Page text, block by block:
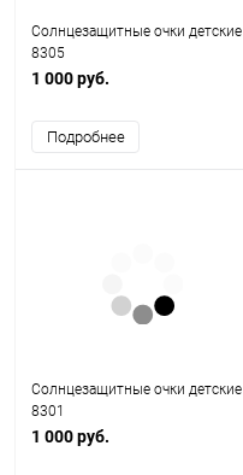
Солнцезащитные очки детские
8305
1 000 руб.
Подробнее
Солнцезащитные очки детские
8301
1 000 руб.